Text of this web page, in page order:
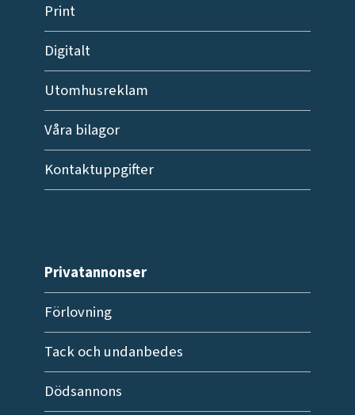
Print
Digitalt
Utomhusreklam
Våra bilagor
Kontaktuppgifter
Privatannonser
Förlovning
Tack och undanbedes
Dödsannons